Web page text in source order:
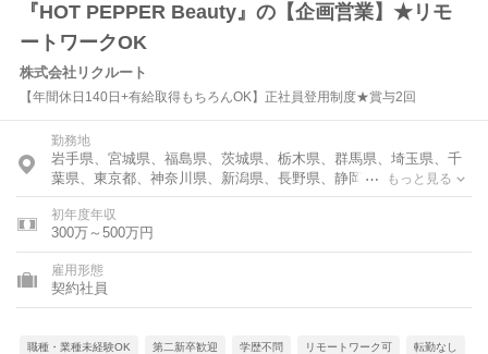
『HOT PEPPER Beauty』の【企画営業】★リモ
ートワークOK
株式会社リクルート
【年間休日140日+有給取得もちろんOK】正社員登用制度★賞与2回
勤務地
岩手県、宮城県、福島県、茨城県、栃木県、群馬県、埼玉県、千
葉県、東京都、神奈川県、新潟県、長野県、静岡県、愛知県、京
都府、大阪府、兵庫県、岡山県、広島県、徳島県、香川県、愛媛
県、福岡県、長崎県、熊本県、大分県、宮崎県、鹿児島県
もっと見る
初年度年収
300万～500万円
雇用形態
契約社員
職種・業種未経験OK 第二新卒歓迎 学歴不問 リモートワーク可 転勤なし